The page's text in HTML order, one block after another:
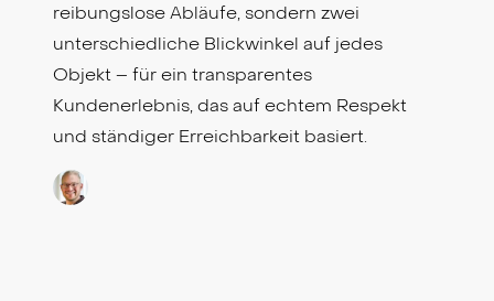
reibungslose Abläufe, sondern zwei
unterschiedliche Blickwinkel auf jedes
Objekt – für ein transparentes
Kundenerlebnis, das auf echtem Respekt
und ständiger Erreichbarkeit basiert.